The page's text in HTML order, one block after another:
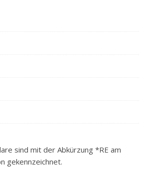
sind mit der Abkürzung *RE am
gekennzeichnet.